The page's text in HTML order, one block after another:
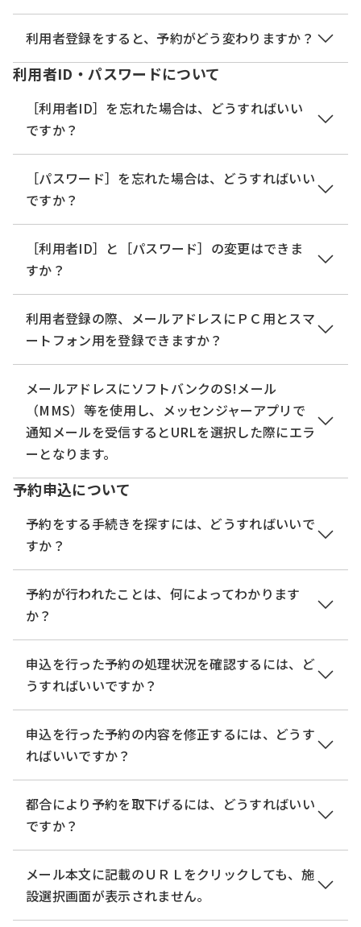
（一部バージョンについてはサポートが継続さ
れていますが、本サービスでは推奨外とします。
詳細につきましては、マイクロソフト社のホ
（※）推奨環境ではありませんが、以下の環境でも
ご利用いただけます。
＜Windowsパソコン＞
Google Chrome（バージョン70以降）
＜Macパソコン＞
Safari（バージョン11以降）
Google Chrome（バージョン70以降）
（※）以下のブラウザについては、全ての機能の動
Firefox、Opera
・Android系：Android8.0（Google Chrome）
推奨以外のバージョンでも使用することができます
（Android4.4以前またはiOS4以前）では利用できま
せん。
また、上記以外のスマートフォンでも利用できます
そのため、スマートフォンの画像サイズがPCより小
さいため、申込画面等が小さく表示された場合は拡
大してご利用ください。
はい、できます。ただし、予約手続きの内容によっ
ては、メールアドレスの入力が必要となります。
利用者登録をすると、予約がどう変わりますか？
利用者として、本サービスへログインできるように
なります。
ログイン後は、予約申込時に登録情報が初期表示さ
れ、入力を省略できます。
予約内容の照会については、ログイン前は未登録と
同様に予約番号とパスワードが必要ですが、ログイ
行った申込情報の確認が可能となります。
※過去一定期間が過ぎた予約は削除されている可能
性があります。
利用者ID・パスワードについて
［利用者ID］を忘れた場合は、どうすればいい
ですか？
本サービスでは、メールアドレスが［利用者ID］と
なっています。
［利用者ID］を忘れた場合は、もう一度利用者登録
を行ってください。
［パスワード］を忘れた場合は、どうすればいい
ですか？
パスワードの再設定を行ってください。【ログイ
ン】メニューから、 ［
パスワードを忘れた場合はこ
ちら］をクリックし、パスワード再設定の操作を行
います。 （詳細は、「 3.2.2 パスワード再設定」を
参照してください。）
［利用者ID］と［パスワード］の変更はできま
すか？
●一般利用者の場合、［利用者ID（メールアドレ
ス）］と［パスワード］は変更可能です。 （詳細
は、「3.3.1 メールアドレス変更」・ 「3.3.2 パスワ
ード変更」を参照してください。）
●特定業務用に本サービス提供側から利用者IDが発
行されている利用者の場合、［利用者 ID］の変更は
できませんが、 ［パスワード］は変更可能です。
さい。）
利用者登録の際、メールアドレスにＰＣ用とスマ
ートフォン用を登録できますか？
はい、できます。連絡先のメールアドレスは、［利
用者ID］となるメールアドレス以外に、もう一つ登
録可能です。
メールアドレスにソフトバンクのS!メール
（MMS）等を使用し、メッセンジャーアプリで
通知メールを受信するとURLを選択した際にエラ
ーとなります。
S!メール（MMS）等を使用し、スマートフォンのメ
ッセンジャーアプリで通知メールを受信すると、
URLリンクが正しく表示されない場合があります。
Eメールをご利用ください。
【S!メール（MMS）のメールドメイン】
@●.vodafone.ne.jp
@disney.ne.jp
@y-mobile.ne.jp
@pdx.ne.jp
@●●.pdx.ne.jp
【ソフトバンクのEメールのメールドメイン】
@i.softbank.jp
予約申込について
予約をする手続きを探すには、どうすればいいで
すか？
[検索メニュー]を使って、予約をする手続きの絞り
込みを行ってください。
「検索キーワード」もしくは「カテゴリー選択」か
ら、手続き名、手続き説明および問合せ先名を対象
にして、複合条件（and
条件）による検索ができま
また、「類義語検索を行う」にチェックをつけるこ
とで入力文言の 類義語についても検索条件にするこ
とができます。
参照してください。）
予約が行われたことは、何によってわかります
か？
予約申込が行われると、「予約番号」と［パスワー
ド］が発行されます。 連絡先メールアドレスには、
「予約番号」と［パスワード］が記載されたメール
が送られます。 この「予約番号」と［パスワード］
は、利用者IDでログインせずに予約内容を照会する
申込を行った予約の処理状況を確認するには、ど
うすればいいですか？
【予約内容照会】メニューから、該当手続きの予約
内容照会を行ってください。 （詳細は、「
2.1.2 予
約照会認証」を参照してください。）
●利用者IDでログインをしていない状態では、予約
号」と［パスワード］を入力して、処理状況や過去
の履歴を確認できます。
●利用者IDでログイン後は、「予約番号」と［パス
申込を行った予約の内容を修正するには、どうす
ればいいですか？
【予約内容照会】メニューから、修正を行う予約の
処理状況を確認し、「修正する」ボタンをクリック
して、予約情報を変更します。 （詳細は、「2.1.3
予約変更」を参照してください。）
処理状況が「処理待ち」又は「返却中」の場合のみ
都合により予約を取下げるには、どうすればいい
ですか？
【予約内容照会】メニューから、取下げを行う予約
の処理状況を確認し、「取下げる」ボタンをクリッ
クして、予約を取下げます。 （詳細は、「2.1.4 予
メール本文に記載のＵＲＬをクリックしても、施
設選択画面が表示されません。